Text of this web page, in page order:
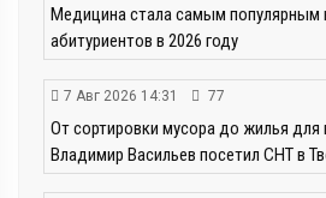
Медицина стала самым популярным
абитуриентов в 2026 году
7 Авг 2026 14:31 77
От сортировки мусора до жилья для
Владимир Васильев посетил СНТ в